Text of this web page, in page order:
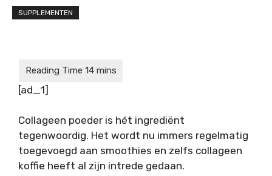
SUPPLEMENTEN
[ad_1]
Collageen poeder is hét ingrediënt
tegenwoordig. Het wordt nu immers regelmatig
toegevoegd aan smoothies en zelfs collageen
koffie heeft al zijn intrede gedaan.